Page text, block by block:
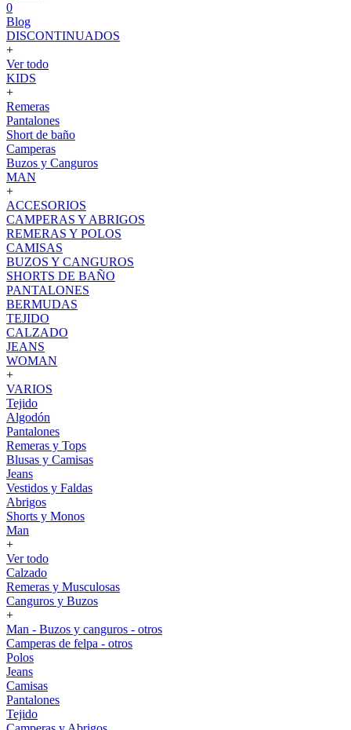
0
Blog
DISCONTINUADOS
+
Ver todo
KIDS
+
Remeras
Pantalones
Short de baño
Camperas
Buzos y Canguros
MAN
+
ACCESORIOS
CAMPERAS Y ABRIGOS
REMERAS Y POLOS
CAMISAS
BUZOS Y CANGUROS
SHORTS DE BAÑO
PANTALONES
BERMUDAS
TEJIDO
CALZADO
JEANS
WOMAN
+
VARIOS
Tejido
Algodón
Pantalones
Remeras y Tops
Blusas y Camisas
Jeans
Vestidos y Faldas
Abrigos
Shorts y Monos
Man
+
Ver todo
Calzado
Remeras y Musculosas
Canguros y Buzos
+
Man - Buzos y canguros - otros
Camperas de felpa - otros
Polos
Jeans
Camisas
Pantalones
Tejido